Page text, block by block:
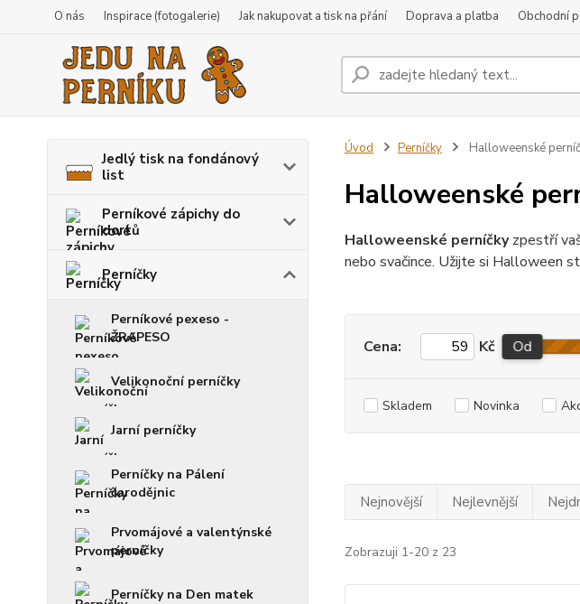
O nás Inspirace (fotogalerie) Jak nakupovat a tisk na přání Doprava a platba Obchodní
Jedlý tisk na fondánový
list
Perníkové zápichy do
dortů
Perníčky
Perníkové pexeso -
ŽRAPESO
Velikonoční perníčky
Jarní perníčky
Perníčky na Pálení
čarodějnic
Prvomájové a valentýnské
perníčky
Perníčky na Den matek
Úvod Perníčky Halloweenské
Halloweenské
Halloweenské perníčkyzpestří
nebo svačince. Užijte si Halloween
Cena: Kč Od
Skladem Novinka
Nejnovější Nejlevnější
Zobrazuji 1-20 z 23